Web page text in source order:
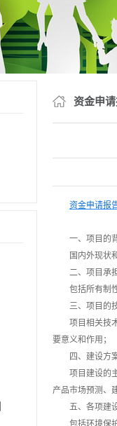
合同能源管
可行性研究
资金申请报
节能报告编
节能诊
新技术和新
企业碳排放
温室气体清
交通影响
通航论
防洪评价
林业评估
选址规
资金申请
资金申请报
一、项目的
国内外现状
二、项目承
包括所有制
三、项目的
项目相关技
要意义和作用；
四、建设方
项目建设的
产品市场预测、
五、各项建
包括环境保